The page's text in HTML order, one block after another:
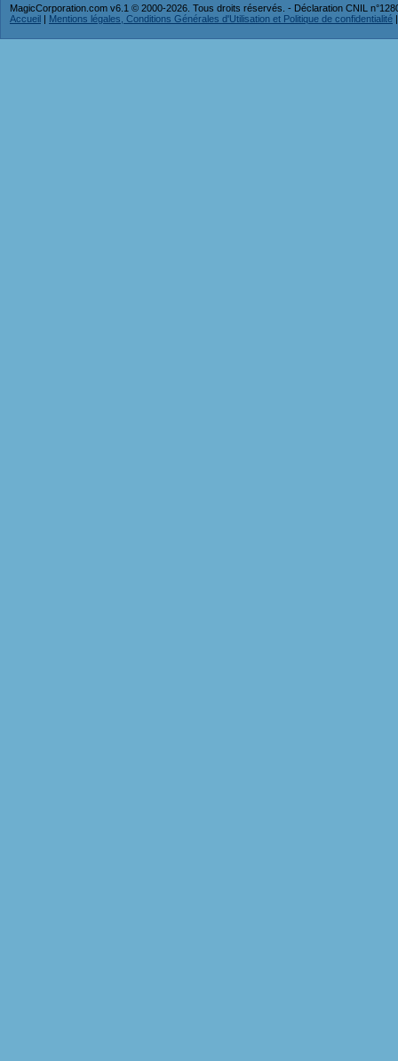
MagicCorporation.com v6.1 © 2000-2026. Tous droits réservés. - Déclaration CNIL
Accueil | Mentions légales, Conditions Générales d'Utilisation et Politique de confidentialité